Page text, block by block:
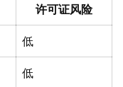
许可证风险
低
低